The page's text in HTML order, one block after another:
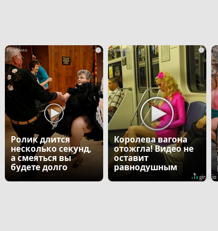
i
Ролик длится
несколько секунд,
а смеяться вы
будете долго
i
Королева вагона
отожгла! Видео не
оставит
равнодушным